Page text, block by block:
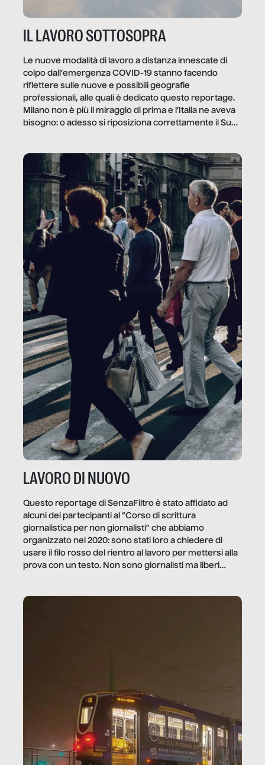
IL LAVORO SOTTOSOPRA
Le nuove modalità di lavoro a distanza innescate di
colpo dall’emergenza COVID-19 stanno facendo
riflettere sulle nuove e possibili geografie
professionali, alle quali è dedicato questo reportage.
Milano non è più il miraggio di prima e l’Italia ne aveva
bisogno: o adesso si riposiziona correttamente il Sud
LAVORO DI NUOVO
Questo reportage di SenzaFiltro è stato affidato ad
alcuni dei partecipanti al “Corso di scrittura
giornalistica per non giornalisti” che abbiamo
organizzato nel 2020: sono stati loro a chiedere di
usare il filo rosso del rientro al lavoro per mettersi alla
prova con un testo. Non sono giornalisti ma liberi